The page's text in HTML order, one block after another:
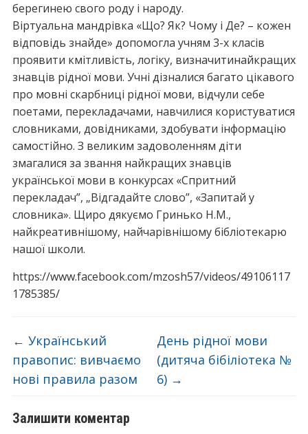
берегинею свого роду і народу.
Віртуальна мандрівка «Що? Як? Чому і Де? – кожен
відповідь знайде» допомогла учням 3-х класів
проявити кмітливість, логіку, визначитинайкращих
знавців рідної мови. Учні дізналися багато цікавого
про мовні скарбниці рідної мови, відчули себе
поетами, перекладачами, навчилися користуватися
словниками, довідниками, здобувати інформацію
самостійно. З великим задоволенням діти
змагалися за звання найкращих знавців
української мови в конкурсах «Спритний
перекладач”, „Відгадайте слово”, «Запитай у
словника». Щиро дякуємо Гринько Н.М.,
найкреативнішому, найчарівнішому бібліотекарю
нашої школи.
https://www.facebook.com/mzosh57/videos/49106117
1785385/
← Український
правопис: вивчаємо
нові правила разом
День рідної мови
(дитяча бібіліотека №
6) →
Залишити коментар